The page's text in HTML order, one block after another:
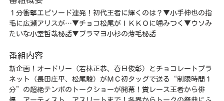
１分衝撃エピソード連発！初代王者に輝くのは？▼小手伸也の指
毛に広瀬アリスが…▼チョコ松尾がＩＫＫＯに噛みつく▼ウソみ
たいな小室哲哉秘話▼ブラマヨ小杉の薄毛秘話
番組内容
新企画！オードリー（若林正恭、春日俊彰）とチョコレートプラ
ネット（長田庄平、松尾駿）がＭＣ初タッグで送る“制限時間１
分”の超絶テンポのトークショーが開幕！賞レース王者から俳